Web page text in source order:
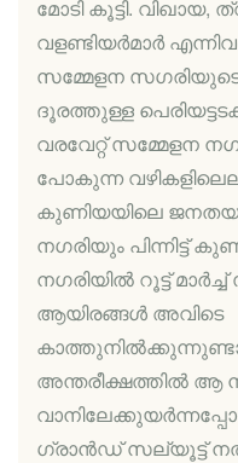
മോടി കൂട്ടി.
വളണ്ടിയർമാർ
സമ്മേളന സഗരിയുടെ
ദൂരത്തുള്ള
വരവേറ്റ് സമ്മേളന
പോകുന്ന
കുണിയയിലെ
നഗരിയും പിന്നിട്ട്
നഗരിയിൽ റൂട്ട്
ആയിരങ്ങൾ അവിടെ
അന്തരീക്ഷത്തിൽ
ഗ്രാൻഡ് സല്യൂട്ട്